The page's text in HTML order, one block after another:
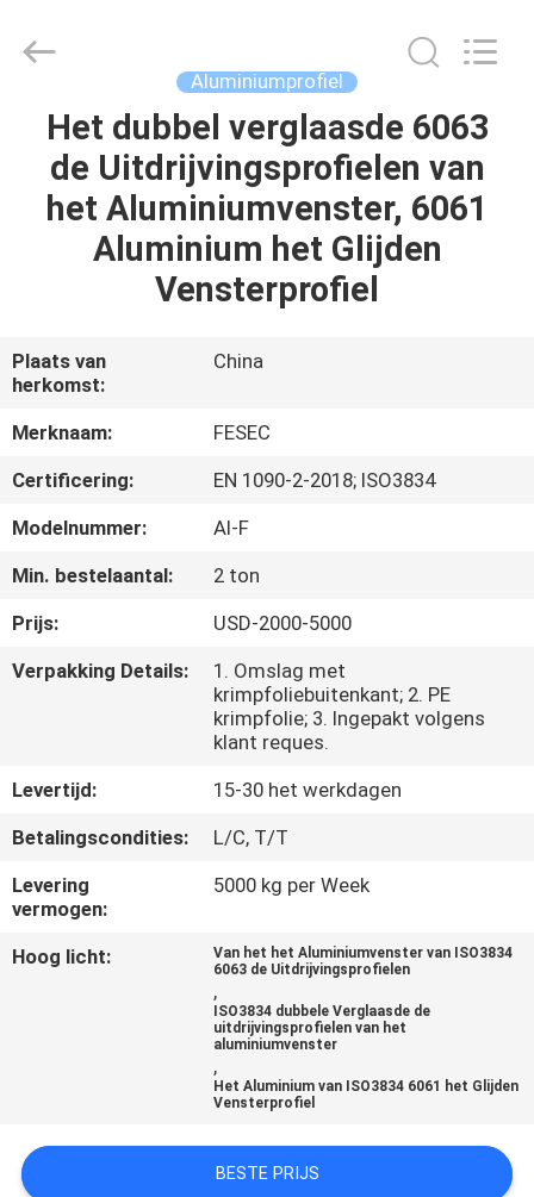
HUIS
PRODUCTEN
ONGEVEER
FABRIEKSREIS
KWALITEITSCONTROLE
CONTACTEER
ONS
NIEUWS
OM EEN
CITAAT
SITEMAP
FASEC
Buildings
Aluminiumprofiel
Het dubbel verglaasde 6063
de Uitdrijvingsprofielen van
het Aluminiumvenster, 6061
Aluminium het Glijden
Vensterprofiel
Plaats van
herkomst:
China
Merknaam:
FESEC
Certificering:
EN 1090-2-2018; ISO3834
Modelnummer:
Al-F
Min. bestelaantal:
2 ton
Prijs:
USD-2000-5000
Verpakking Details:
1. Omslag met
krimpfoliebuitenkant; 2. PE
krimpfolie; 3. Ingepakt volgens
klant reques.
Levertijd:
15-30 het werkdagen
Betalingscondities:
L/C, T/T
Levering
vermogen:
5000 kg per Week
Hoog licht:
Van het het Aluminiumvenster van ISO3834
6063 de Uitdrijvingsprofielen
,
ISO3834 dubbele Verglaasde de
uitdrijvingsprofielen van het
aluminiumvenster
,
Het Aluminium van ISO3834 6061 het Glijden
Vensterprofiel
BESTE PRIJS